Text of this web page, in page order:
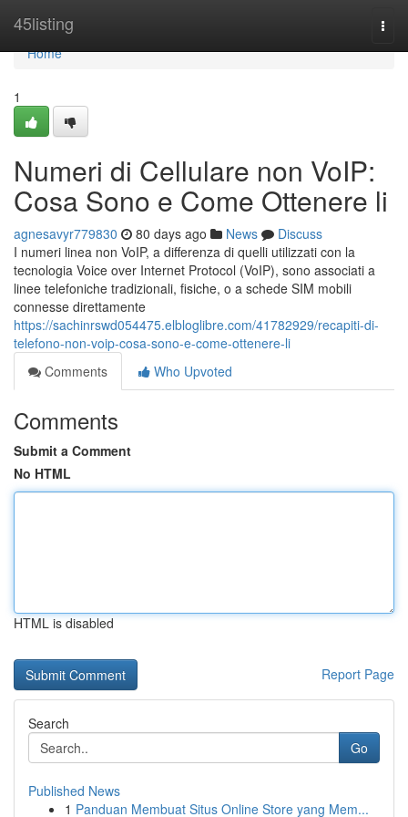
45listing
Home
Home
1
Numeri di Cellulare non VoIP:
Cosa Sono e Come Ottenere li
agnesavyr779830 80 days ago News
Discuss
I numeri linea non VoIP, a differenza di quelli utilizzati con la
tecnologia Voice over Internet Protocol (VoIP), sono associati a
linee telefoniche tradizionali, fisiche, o a schede SIM mobili
connesse direttamente
https://sachinrswd054475.elbloglibre.com/41782929/recapiti-di-
telefono-non-voip-cosa-sono-e-come-ottenere-li
Comments
Who Upvoted
Comments
Submit a Comment
No HTML
HTML is disabled
Report Page
Search
Go
Published News
1 Panduan Membuat Situs Online Store yang Mem...